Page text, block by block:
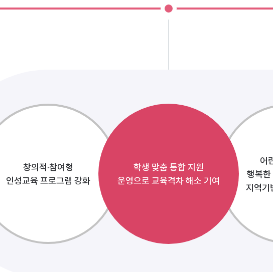
창의적·참여형
인성교육 프로그램 강화
학생 맞춤 통합 지원
운영으로 교육격차 해소 기여
어
행복한
지역기